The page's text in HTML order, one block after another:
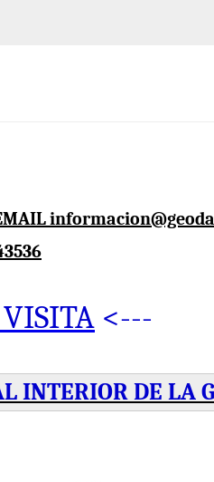
EMAIL
<---
INTERIOR DE LA